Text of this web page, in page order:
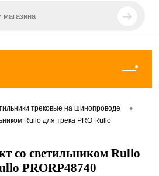
трековые на шинопроводе •
Rullo для трека PRO Rullo
со светильником Rullo
PRORP48740